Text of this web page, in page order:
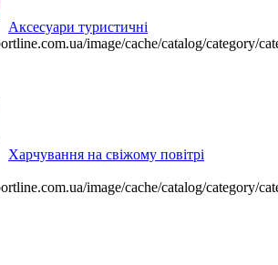
Аксесуари туристичні
image/cache/catalog/category/
Харчування на свіжому повітрі
image/cache/catalog/category/